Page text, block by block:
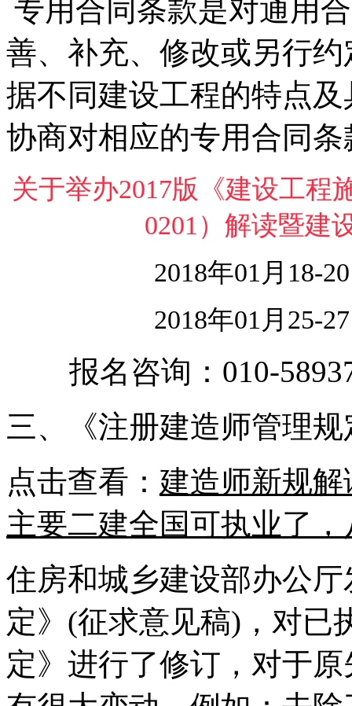
专用合同条款是对通用
善、补充、修改或另行
据不同建设工程的特点
协商对相应的专用合同
关于举办2017版《建设工程
0201）解读暨建
2018年01月18-
2018年01月25-
报名咨询：010-
三、《注册建造师管理
点击查看： 建造师新规
主要二建全国可执业了
住房和城乡建设部办公
定》(征求意见稿)，对已
定》进行了修订，对于